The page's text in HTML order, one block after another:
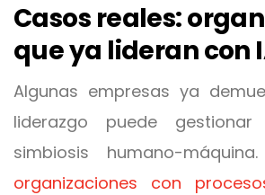
Casos reales:
que ya lideran con
Algunas empresas ya
liderazgo puede
simbiosis humano-
organizaciones con